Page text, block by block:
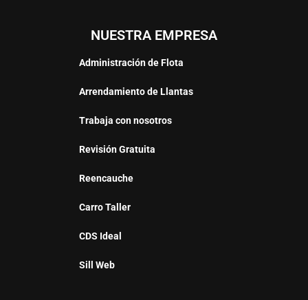
NUESTRA EMPRESA
Administración de Flota
Arrendamiento de Llantas
Trabaja con nosotros
Revisión Gratuita
Reencauche
Carro Taller
CDS Ideal
Sill Web